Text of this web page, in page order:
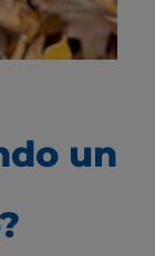
un